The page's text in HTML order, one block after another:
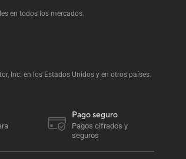
en todos los mercados.
Inc. en los Estados Unidos y en otros países.
Pago seguro
Pagos cifrados y
seguros